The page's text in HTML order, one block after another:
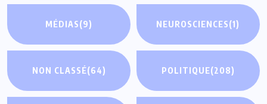
MÉDIAS(9) NEUROSCIENCES(1)
NON CLASSÉ(64) POLITIQUE(208)